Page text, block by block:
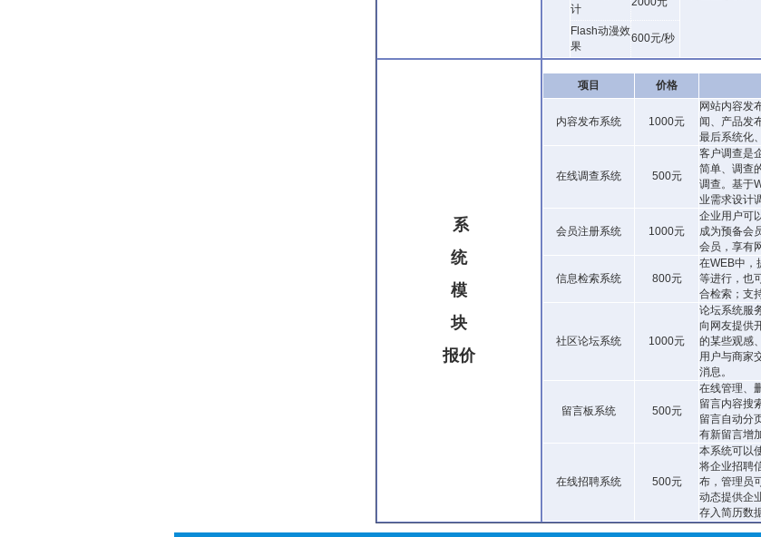
计
Flash动漫效
果
600元/秒
系
统
模
块
报价
项目 价格
内容发布系统 1000元
网站内容发
闻、产品发
最后系统化
在线调查系统 500元
客户调查是
简单、调查
调查。基于
业需求设计
会员注册系统 1000元
企业用户可
成为预备会
会员，享有
信息检索系统 800元
在WEB中，
等进行，也
合检索；支
社区论坛系统 1000元
论坛系统服
向网友提供
的某些观感
用户与商家
消息。
留言板系统 500元
在线管理、
留言内容搜
留言自动分
有新留言增
在线招聘系统 500元
本系统可以
将企业招聘
布，管理员
动态提供企
存入简历数